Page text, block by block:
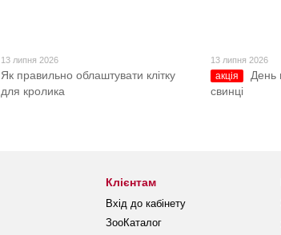
13 липня 2026
Як правильно облаштувати клітку
для кролика
13 липня 2026
акція
День
свинці
Клієнтам
Вхід до кабінету
ЗооКаталог